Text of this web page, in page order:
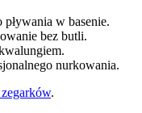
w basenie.
bez butli.
nurkowania.
.